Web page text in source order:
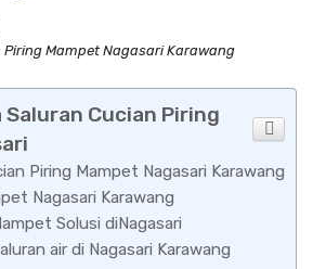
Mampet Nagasari Karawang
Cucian Piring
Piring Mampet Nagasari Karawang
Nagasari Karawang
Solusi diNagasari
air di Nagasari Karawang